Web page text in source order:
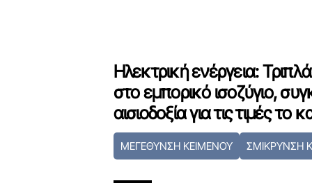
Ηλεκτρική ενέργεια:
στο εμπορικό ισοζύγιο,
αισιοδοξία για τις τιμές το
ΜΕΓΕΘΥΝΣΗ ΚΕΙΜΕΝΟΥ ΣΜΙΚΡΥΝΣΗ